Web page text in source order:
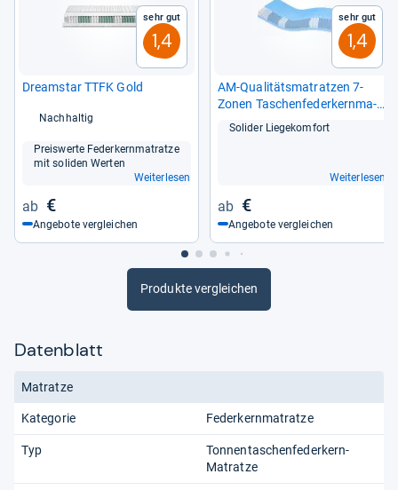
Sehr gut
1,4
Dre­am­star TTFK Gold
Nachhaltig
Preis­werte Feder­kern­ma­tratze
mit soli­den Wer­ten
Weiterlesen
€
Angebote vergleichen
Sehr gut
1,4
AM-​Qua­li­täts­ma­trat­zen 7-​
Zonen Taschen­fe­der­kern­ma­
tratze
Soli­der Lie­ge­kom­fort
Weiterlesen
€
Angebote vergleichen
Produkte vergleichen
Datenblatt
Matratze
Kategorie Federkernmatratze
Typ
Tonnentaschenfederkern-
Matratze